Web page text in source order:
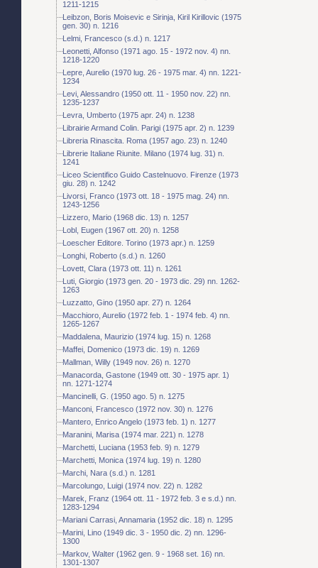
1211-1215
Leibzon, Boris Moisevic e Sirinja, Kiril Kirillovic (1975
gen. 30) n. 1216
Lelmi, Francesco (s.d.) n. 1217
Leonetti, Alfonso (1971 ago. 15 - 1972 nov. 4) nn.
1218-1220
Lepre, Aurelio (1970 lug. 26 - 1975 mar. 4) nn. 1221-
1234
Levi, Alessandro (1950 ott. 11 - 1950 nov. 22) nn.
1235-1237
Levra, Umberto (1975 apr. 24) n. 1238
Librairie Armand Colin. Parigi (1975 apr. 2) n. 1239
Libreria Rinascita. Roma (1957 ago. 23) n. 1240
Librerie Italiane Riunite. Milano (1974 lug. 31) n.
1241
Liceo Scientifico Guido Castelnuovo. Firenze (1973
giu. 28) n. 1242
Livorsi, Franco (1973 ott. 18 - 1975 mag. 24) nn.
1243-1256
Lizzero, Mario (1968 dic. 13) n. 1257
Lobl, Eugen (1967 ott. 20) n. 1258
Loescher Editore. Torino (1973 apr.) n. 1259
Longhi, Roberto (s.d.) n. 1260
Lovett, Clara (1973 ott. 11) n. 1261
Luti, Giorgio (1973 gen. 20 - 1973 dic. 29) nn. 1262-
1263
Luzzatto, Gino (1950 apr. 27) n. 1264
Macchioro, Aurelio (1972 feb. 1 - 1974 feb. 4) nn.
1265-1267
Maddalena, Maurizio (1974 lug. 15) n. 1268
Maffei, Domenico (1973 dic. 19) n. 1269
Mallman, Willy (1949 nov. 26) n. 1270
Manacorda, Gastone (1949 ott. 30 - 1975 apr. 1)
nn. 1271-1274
Mancinelli, G. (1950 ago. 5) n. 1275
Manconi, Francesco (1972 nov. 30) n. 1276
Mantero, Enrico Angelo (1973 feb. 1) n. 1277
Maranini, Marisa (1974 mar. 221) n. 1278
Marchetti, Luciana (1953 feb. 9) n. 1279
Marchetti, Monica (1974 lug. 19) n. 1280
Marchi, Nara (s.d.) n. 1281
Marcolungo, Luigi (1974 nov. 22) n. 1282
Marek, Franz (1964 ott. 11 - 1972 feb. 3 e s.d.) nn.
1283-1294
Mariani Carrasi, Annamaria (1952 dic. 18) n. 1295
Marini, Lino (1949 dic. 3 - 1950 dic. 2) nn. 1296-
1300
Markov, Walter (1962 gen. 9 - 1968 set. 16) nn.
1301-1307